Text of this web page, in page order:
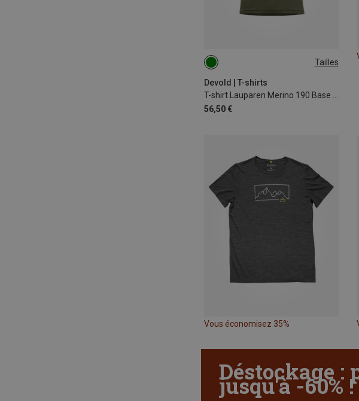
Tailles
Devold | T-shirts
56,50 €
S
Vous économisez 35%
Déstockage :
jusqu'à -60% !